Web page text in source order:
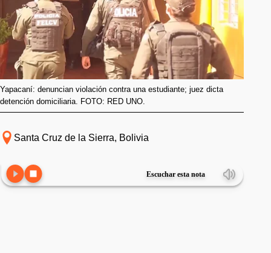
Yapacaní: denuncian violación contra una estudiante; juez dicta
detención domiciliaria. FOTO: RED UNO.
Santa Cruz de la Sierra, Bolivia
Escuchar esta nota